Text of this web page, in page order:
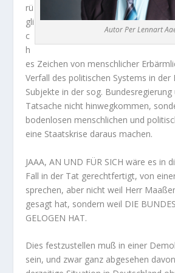
Autor Per Lennart
rü
gli
c
h
es Zeichen von menschlicher
Verfall des politischen Systems in der
Subjekte in der sog. Bundesregierung
Tatsache nicht hinwegkommen,
bodenlosen menschlichen und
eine Staatskrise daraus machen.
JAAA, AN UND FÜR SICH wäre es in
Fall in der Tat gerechtfertigt, von
sprechen, aber nicht weil Herr
gesagt hat, sondern weil DIE
GELOGEN HAT.
Dies festzustellen muß in einer
sein, und zwar ganz abgesehen